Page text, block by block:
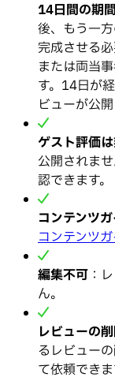
14日間の期間
後、もう一
完成させる
または両当
す。14日が
ビューが公開
ゲスト評価
公開されま
認できます。
コンテンツ
コンテンツ
編集不可 ：
ん。
レビューの
るレビュー
て依頼できま